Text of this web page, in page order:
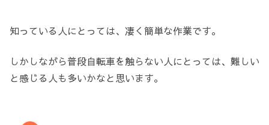
知っている人にとっては、凄く簡単な作業です。
しかしながら普段自転車を触らない人にとっては、難しい
と感じる人も多いかなと思います。